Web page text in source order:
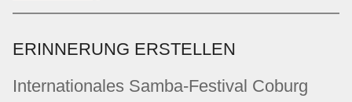
ERINNERUNG ERSTELLEN
Internationales Samba-Festival Coburg